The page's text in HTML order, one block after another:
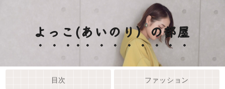
よっこ(あいのり）の部屋
目次 ファッション